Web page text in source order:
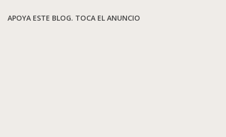
APOYA ESTE BLOG. TOCA EL ANUNCIO